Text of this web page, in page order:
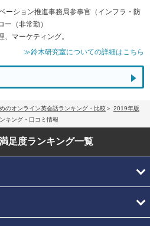
ーション推進事務局参事官（インフラ・防
（非常勤）
マーケティング。
≫鈴木研究室についての詳細はこちら
のオンライン英会話ランキング・比較
2019年版
キング・口コミ情報
足度ランキング一覧